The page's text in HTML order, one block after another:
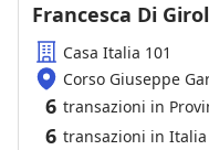
Francesca Di
Casa Italia 101
Corso Giuseppe
6 transazioni in
6 transazioni in Italia